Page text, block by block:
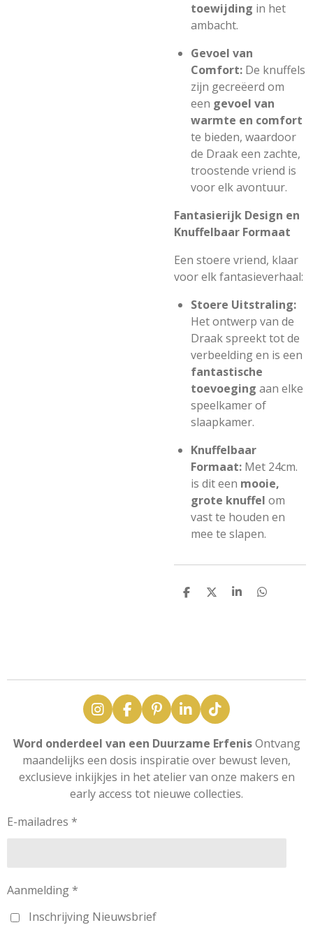
toewijding in het
ambacht.
Gevoel van
Comfort: De knuffels
zijn gecreëerd om
een gevoel van
warmte en comfort
te bieden, waardoor
de Draak een zachte,
troostende vriend is
voor elk avontuur.
Fantasierijk Design en
Knuffelbaar Formaat
Een stoere vriend, klaar
voor elk fantasieverhaal:
Stoere Uitstraling:
Het ontwerp van de
Draak spreekt tot de
verbeelding en is een
fantastische
toevoeging aan elke
speelkamer of
slaapkamer.
Knuffelbaar
Formaat: Met 24cm.
is dit een mooie,
grote knuffel om
vast te houden en
mee te slapen.
D
D
S
D
I
n
s
a
g
r
F
a
c
e
b
o
o
P
i
n
e
r
e
L
i
n
e
d
I
T
i
k
T
o
k
Word onderdeel van een Duurzame ErfenisOntvang
maandelijks een dosis inspiratie over bewust leven,
exclusieve inkijkjes in het atelier van onze makers en
early access tot nieuwe collecties.
E-mailadres *
Aanmelding *
Inschrijving Nieuwsbrief